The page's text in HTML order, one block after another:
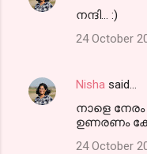
നന്ദി... :)
24 October
Nisha said…
നാളെ
ഉണരണം
24 October